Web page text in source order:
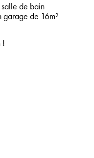
de bain
garage de 16m²
!